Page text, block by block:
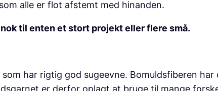
alle er flot afstemt med hinanden.
til enten et stort projekt eller flere små.
har rigtig god sugeevne. Bomuldsfiberen har
er derfor oplagt at bruge til mange